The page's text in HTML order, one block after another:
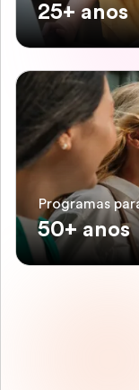
25+ anos
Programas
50+ anos